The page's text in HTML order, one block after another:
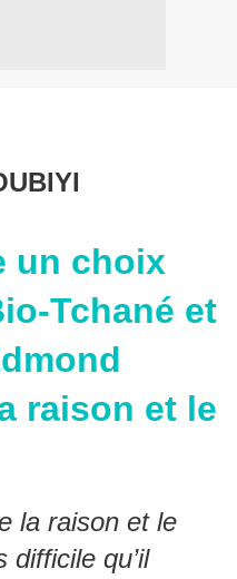
un choix
Tchané et
raison et le
la raison et le
qu’il